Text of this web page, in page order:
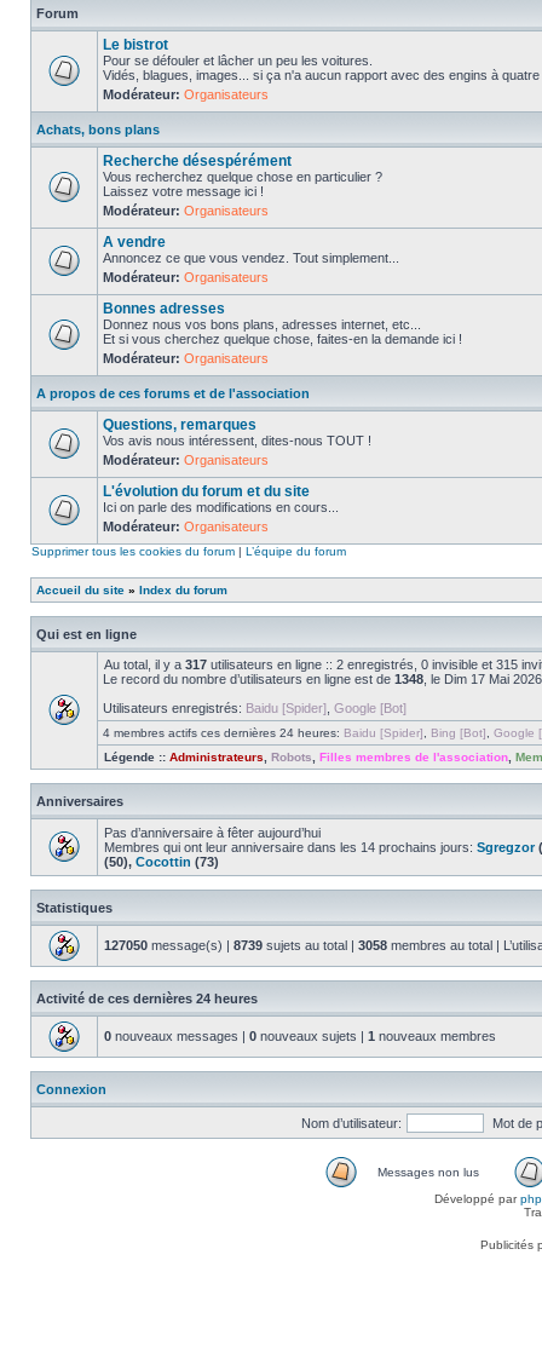
Forum
Le bistrot
Pour se défouler et lâcher un peu les voitures.
Vidés, blagues, images... si ça n'a aucun rapport avec des engins à
Modérateur: Organisateurs
Achats, bons plans
Recherche désespérément
Vous recherchez quelque chose en particulier ?
Laissez votre message ici !
Modérateur: Organisateurs
A vendre
Annoncez ce que vous vendez. Tout simplement...
Modérateur: Organisateurs
Bonnes adresses
Donnez nous vos bons plans, adresses internet, etc...
Et si vous cherchez quelque chose, faites-en la demande ici !
Modérateur: Organisateurs
A propos de ces forums et de l'association
Questions, remarques
Vos avis nous intéressent, dites-nous TOUT !
Modérateur: Organisateurs
L'évolution du forum et du site
Ici on parle des modifications en cours...
Modérateur: Organisateurs
Supprimer tous les cookies du forum | L’équipe du forum
Accueil du site » Index du forum
Qui est en ligne
Au total, il y a 317 utilisateurs en ligne :: 2 enregistrés, 0 invisible et 315
Le record du nombre d’utilisateurs en ligne est de 1348 , le Dim 17 Mai
Utilisateurs enregistrés: Baidu [Spider] Google [Bot]
4 membres actifs ces dernières 24 heures: Baidu [Spider] Bing [Bot]
Google
Légende :: Administrateurs Robots Filles membres de l'association
Anniversaires
Pas d’anniversaire à fêter aujourd’hui
Membres qui ont leur anniversaire dans les 14 prochains jours: Sgregzor
(50), Cocottin (73)
Statistiques
127050 message(s) | 8739 sujets au total | 3058 membres au total |
Activité de ces dernières 24 heures
0 nouveaux messages | 0 nouveaux sujets | 1 nouveaux membres
Connexion
Nom d’utilisateur: Mot de
Messages non lus
Développé par
Publicités